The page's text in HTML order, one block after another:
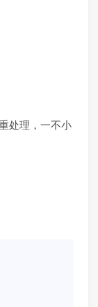
处理，一不小